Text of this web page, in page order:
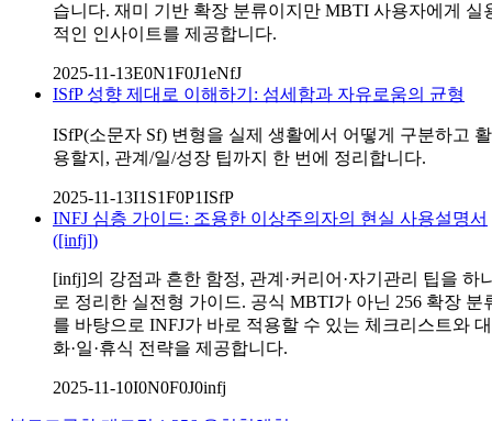
습니다. 재미 기반 확장 분류이지만 MBTI 사용자에게 실
적인 인사이트를 제공합니다.
2025-11-13E0N1F0J1eNfJ
ISfP 성향 제대로 이해하기: 섬세함과 자유로움의 균형
ISfP(소문자 Sf) 변형을 실제 생활에서 어떻게 구분하고 활
용할지, 관계/일/성장 팁까지 한 번에 정리합니다.
2025-11-13I1S1F0P1ISfP
INFJ 심층 가이드: 조용한 이상주의자의 현실 사용설명서
([infj])
[infj]의 강점과 흔한 함정, 관계·커리어·자기관리 팁을 하
로 정리한 실전형 가이드. 공식 MBTI가 아닌 256 확장 분
를 바탕으로 INFJ가 바로 적용할 수 있는 체크리스트와 대
화·일·휴식 전략을 제공합니다.
2025-11-10I0N0F0J0infj